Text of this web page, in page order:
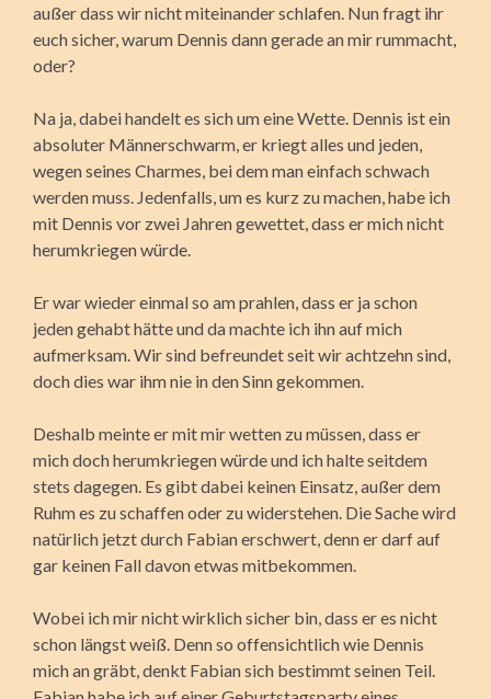
außer dass wir nicht miteinander schlafen. Nun fragt ihr
euch sicher, warum Dennis dann gerade an mir rummacht,
oder?
Na ja, dabei handelt es sich um eine Wette. Dennis ist ein
absoluter Männerschwarm, er kriegt alles und jeden,
wegen seines Charmes, bei dem man einfach schwach
werden muss. Jedenfalls, um es kurz zu machen, habe ich
mit Dennis vor zwei Jahren gewettet, dass er mich nicht
herumkriegen würde.
Er war wieder einmal so am prahlen, dass er ja schon
jeden gehabt hätte und da machte ich ihn auf mich
aufmerksam. Wir sind befreundet seit wir achtzehn sind,
doch dies war ihm nie in den Sinn gekommen.
Deshalb meinte er mit mir wetten zu müssen, dass er
mich doch herumkriegen würde und ich halte seitdem
stets dagegen. Es gibt dabei keinen Einsatz, außer dem
Ruhm es zu schaffen oder zu widerstehen. Die Sache wird
natürlich jetzt durch Fabian erschwert, denn er darf auf
gar keinen Fall davon etwas mitbekommen.
Wobei ich mir nicht wirklich sicher bin, dass er es nicht
schon längst weiß. Denn so offensichtlich wie Dennis
mich an gräbt, denkt Fabian sich bestimmt seinen Teil.